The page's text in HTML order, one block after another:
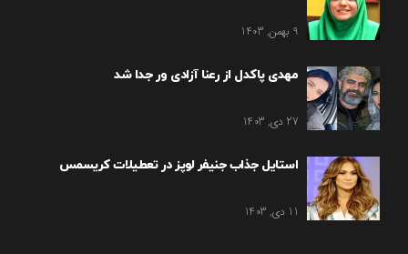
9 بهمن, 1403
مهدی پاکدل از رعنا آزادی ور جدا شد
27 دی, 1403
استایل جذاب جنیفر لوپز در تعطیلات کریسمس
11 دی, 1403